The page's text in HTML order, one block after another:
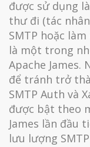
được sử dụng
thư đi (tác
SMTP hoặc
là một trong
Apache James.
để tránh trở
SMTP Auth và
được bật theo
James lần đầu
lưu lượng